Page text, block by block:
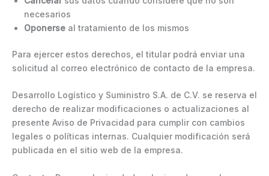
necesarios
Oponerse al tratamiento de los mismos
Para ejercer estos derechos, el titular podrá enviar una
solicitud al correo electrónico de contacto de la empresa.
Desarrollo Logístico y Suministro S.A. de C.V. se reserva el
derecho de realizar modificaciones o actualizaciones al
presente Aviso de Privacidad para cumplir con cambios
legales o políticas internas. Cualquier modificación será
publicada en el sitio web de la empresa.